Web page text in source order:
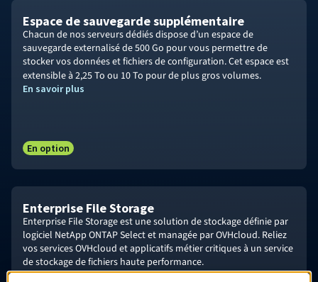
Espace de sauvegarde supplémentaire
Chacun de nos serveurs dédiés dispose d’un espace de
sauvegarde externalisé de 500 Go pour vous permettre de
stocker vos données et fichiers de configuration. Cet espace est
extensible à 2,25 To ou 10 To pour de plus gros volumes.
En savoir plus
En option
Enterprise File Storage
Enterprise File Storage est une solution de stockage définie par
logiciel NetApp ONTAP Select et managée par OVHcloud. Reliez
vos services OVHcloud et applicatifs métier critiques à un service
de stockage de fichiers haute performance.
En savoir plus